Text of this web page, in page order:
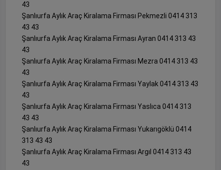
43
Şanlıurfa Aylık Araç Kiralama Firması Pekmezli 0414 313
43 43
Şanlıurfa Aylık Araç Kiralama Firması Ayran 0414 313 43
43
Şanlıurfa Aylık Araç Kiralama Firması Mezra 0414 313 43
43
Şanlıurfa Aylık Araç Kiralama Firması Yaylak 0414 313 43
43
Şanlıurfa Aylık Araç Kiralama Firması Yaslıca 0414 313
43 43
Şanlıurfa Aylık Araç Kiralama Firması Yukarıgöklü 0414
313 43 43
Şanlıurfa Aylık Araç Kiralama Firması Argıl 0414 313 43
43